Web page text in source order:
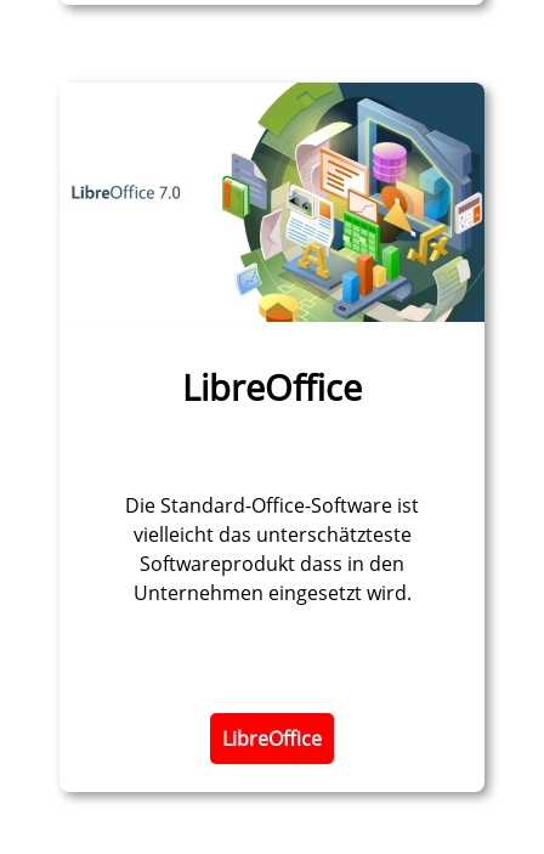
LibreOffice
Die Standard-Office-Software ist
vielleicht das unterschätzteste
Softwareprodukt dass in den
Unternehmen eingesetzt wird.
​LibreOffice